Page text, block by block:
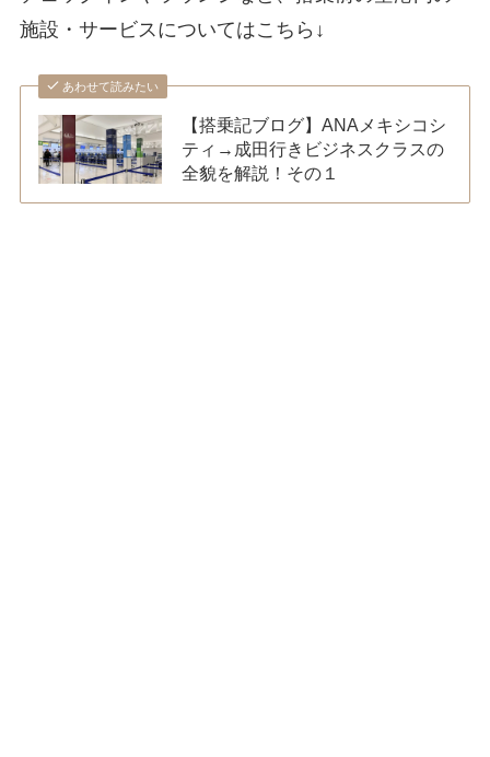
施設・サービスについてはこちら↓
あわせて読みたい
【搭乗記ブログ】ANAメキシコシ
ティ→成田行きビジネスクラスの
全貌を解説！その１